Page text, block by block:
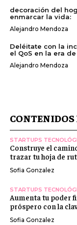
decoración del
enmarcar la vida:
Alejandro Mendoza
Deléitate con la
el QoS en la era
Alejandro Mendoza
CONTENIDOS
STARTUPS
Construye el
trazar tu hoja de
Sofia Gonzalez
STARTUPS
Aumenta tu poder
próspero con la
Sofia Gonzalez